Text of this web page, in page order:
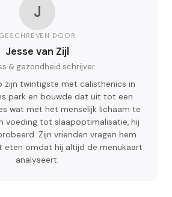
J
GESCHREVEN DOOR
Jesse van Zijl
& gezondheid schrijver
zijn twintigste met calisthenics in
park en bouwde dat uit tot een
wat met het menselijk lichaam te
voeding tot slaapoptimalisatie, hij
Zijn vrienden vragen hem
eten omdat hij altijd de menukaart
analyseert.